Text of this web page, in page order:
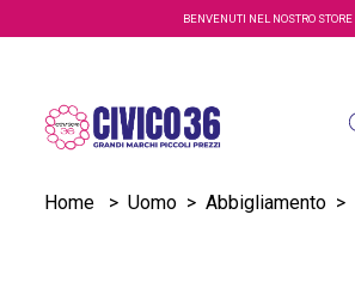
Salta al contenuto principaleBENVENUTI NEL NOSTRO STORE
Home > Uomo > Abbigliamento >